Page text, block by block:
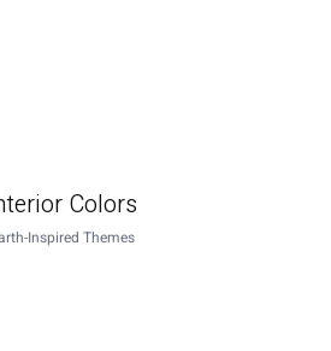
Colors
Inspired Themes